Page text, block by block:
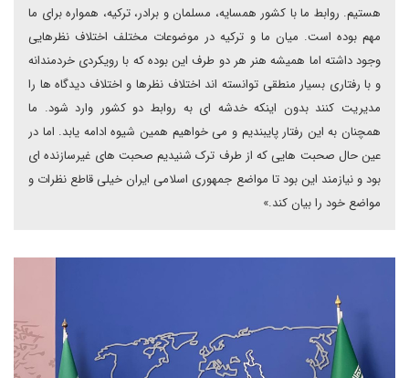
هستیم. روابط ما با کشور همسایه، مسلمان و برادر، ترکیه، همواره برای ما
مهم بوده است. میان ما و ترکیه در موضوعات مختلف اختلاف نظرهایی
وجود داشته اما همیشه هنر هر دو طرف این بوده که با رویکردی خردمندانه
و با رفتاری بسیار منطقی توانسته اند اختلاف نظرها و اختلاف دیدگاه ها را
مدیریت کنند بدون اینکه خدشه ای به روابط دو کشور وارد شود. ما
همچنان به این رفتار پایبندیم و می خواهیم همین شیوه ادامه یابد. اما در
عین حال صحبت هایی که از طرف ترک شنیدیم صحبت های غیرسازنده ای
بود و نیازمند این بود تا مواضع جمهوری اسلامی ایران خیلی قاطع نظرات و
مواضع خود را بیان کند.»